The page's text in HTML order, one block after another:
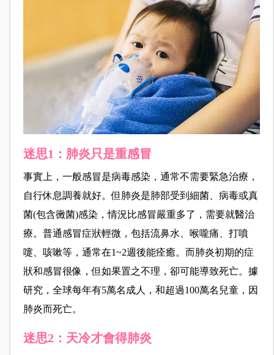
迷思1：肺炎只是重感冒
事實上，一般感冒是病毒感染，通常不需要緊急治療，
自行休息調養就好。但肺炎是肺部受到細菌、病毒或真
菌(包含黴菌)感染，情況比感冒嚴重多了，需要就醫治
療。普通感冒症狀輕微，包括流鼻水、喉嚨痛、打噴
嚏、咳嗽等，通常在1~2週後能痊癒。而肺炎初期的症
狀和感冒很像，但如果置之不理，卻可能導致死亡。據
研究，全球每年有5萬名成人，和超過100萬名兒童，因
肺炎而死亡。
迷思2：天冷才會得肺炎